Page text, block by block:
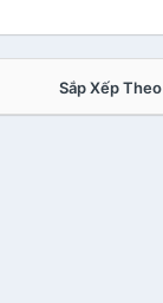
Sắp Xếp Theo